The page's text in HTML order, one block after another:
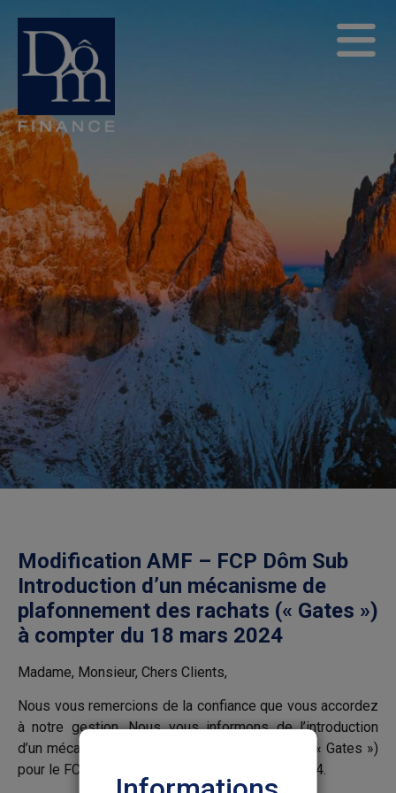
Information
Règlementaire –
Dôm SUB
23/04/2024 11:21 am Divers
Modification AMF – FCP Dôm Sub
Introduction d’un mécanisme de
plafonnement des rachats (« Gates »)
à compter du 18 mars 2024
Madame, Monsieur, Chers Clients,
Nous vous remercions de la confiance que vous accordez
à notre gestion. Nous vous informons de l’introduction
d’un mécanisme de plafonnement des rachats (« Gates »)
pour le FCP Dôm Sub à compter du 18 mars 2024.